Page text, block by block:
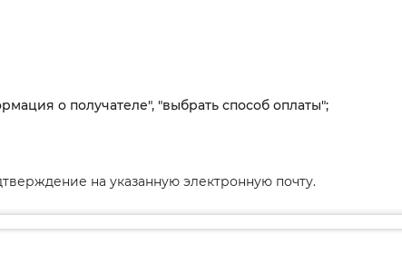
о получателе", "выбрать способ оплаты";
на указанную электронную почту.